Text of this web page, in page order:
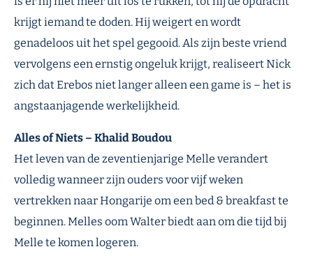
krijgt iemand te doden. Hij weigert en wordt
genadeloos uit het spel gegooid. Als zijn beste vriend
vervolgens een ernstig ongeluk krijgt, realiseert Nick
zich dat Erebos niet langer alleen een game is – het is
angstaanjagende werkelijkheid.
Alles of Niets – Khalid Boudou
Het leven van de zeventienjarige Melle verandert
volledig wanneer zijn ouders voor vijf weken
vertrekken naar Hongarije om een bed & breakfast te
beginnen. Melles oom Walter biedt aan om die tijd bij
Melle te komen logeren.